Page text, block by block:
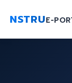
NSTRUE-